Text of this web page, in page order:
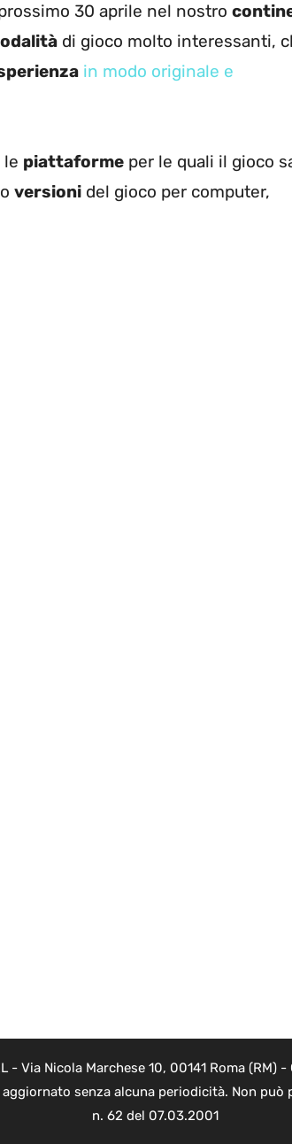
30 aprile nel nostro
di gioco molto interessanti,
in modo originale e
le piattaforme per le quali il gioco
versioni del gioco per computer,
- Via Nicola Marchese 10, 00141 Roma (RM)
senza alcuna periodicità. Non
n. 62 del 07.03.2001